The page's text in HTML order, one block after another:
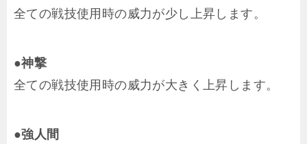
全ての戦技使用時の威力が少し上昇します。
●神撃
全ての戦技使用時の威力が大きく上昇します。
●強人間